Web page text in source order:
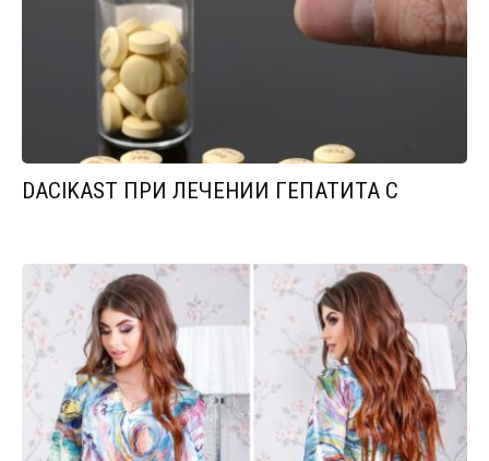
DACIKAST ПРИ ЛЕЧЕНИИ ГЕПАТИТА С